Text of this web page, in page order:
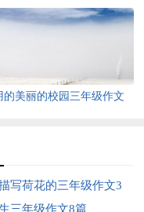
的美丽的校园三年级作文
写荷花的三年级作文3
三年级作文8篇